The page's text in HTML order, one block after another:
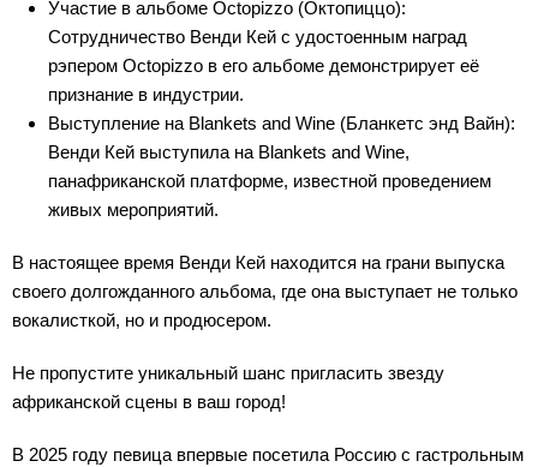
Участие в альбоме Octopizzo (Октопиццо):
Сотрудничество Венди Кей с удостоенным наград
рэпером Octopizzo в его альбоме демонстрирует её
признание в индустрии.
Выступление на Blankets and Wine (Бланкетс энд Вайн):
Венди Кей выступила на Blankets and Wine,
панафриканской платформе, известной проведением
живых мероприятий.
В настоящее время Венди Кей находится на грани выпуска
своего долгожданного альбома, где она выступает не только
вокалисткой, но и продюсером.
Не пропустите уникальный шанс пригласить звезду
африканской сцены в ваш город!
В 2025 году певица впервые посетила Россию с гастрольным